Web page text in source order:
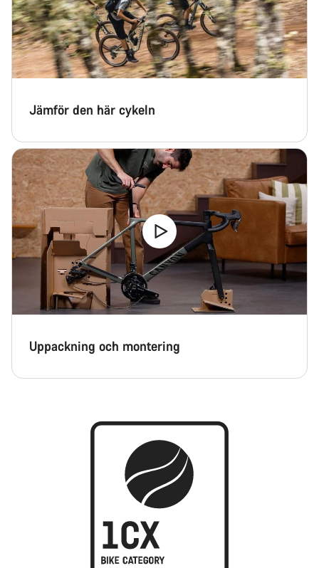
Jämför den här cykeln
Uppackning och montering
Starta chatt
Stäng